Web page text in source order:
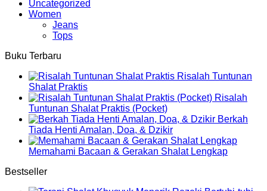
Uncategorized
Women
Jeans
Tops
Buku Terbaru
Risalah Tuntunan
Shalat Praktis
Risalah
Tuntunan Shalat Praktis (Pocket)
Berkah
Tiada Henti Amalan, Doa, & Dzikir
Memahami Bacaan & Gerakan Shalat Lengkap
Bestseller